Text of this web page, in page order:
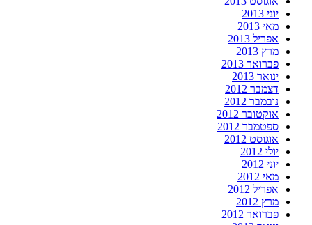
יוני 2013
מאי 2013
אפריל 2013
מרץ 2013
פברואר 2013
ינואר 2013
דצמבר 2012
נובמבר 2012
אוקטובר 2012
ספטמבר 2012
אוגוסט 2012
יולי 2012
יוני 2012
מאי 2012
אפריל 2012
מרץ 2012
פברואר 2012